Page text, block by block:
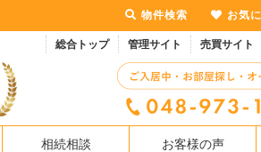
総合トップ 管理サイト 売買サイト
相続相談 お客様の声
物件検索 お気